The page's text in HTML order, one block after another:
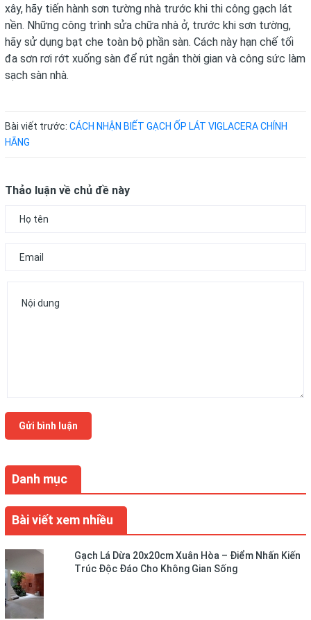
Danh mục
Bài viết xem nhiều
Gạch Lá Dừa 20x20cm Xuân Hòa – Điểm Nhấn Kiến
Trúc Độc Đáo Cho Không Gian Sống
xây, hãy tiến hành sơn tường nhà trước khi thi công gạch lát
nền. Những công trình sửa chữa nhà ở, trước khi sơn tường,
hãy sử dụng bạt che toàn bộ phần sàn. Cách này hạn chế tối
đa sơn rơi rớt xuống sàn để rút ngắn thời gian và công sức làm
sạch sàn nhà.
Bài viết trước: CÁCH NHẬN BIẾT GẠCH ỐP LÁT VIGLACERA CHÍNH
HÃNG
Thảo luận về chủ đề này
Gửi bình luận